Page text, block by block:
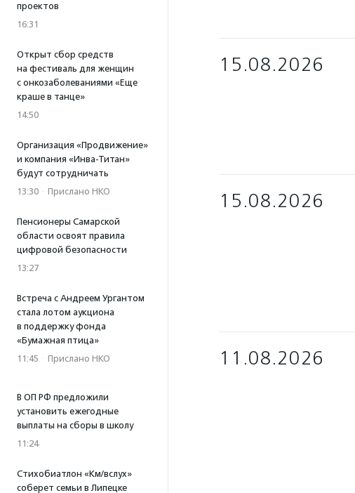
проектов
16:31
Открыт сбор средств
на фестиваль для женщин
с онкозаболеваниями «Еще
краше в танце»
14:50
Организация «Продвижение»
и компания «Инва-Титан»
будут сотрудничать
13:30 · Прислано НКО
Пенсионеры Самарской
области освоят правила
цифровой безопасности
13:27
Встреча с Андреем Ургантом
стала лотом аукциона
в поддержку фонда
«Бумажная птица»
11:45 · Прислано НКО
В ОП РФ предложили
установить ежегодные
выплаты на сборы в школу
11:24
Стихобиатлон «Км/вслух»
соберет семьи в Липецке
15.08.2026
15.08.2026
11.08.2026